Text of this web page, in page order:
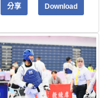
分享 Download